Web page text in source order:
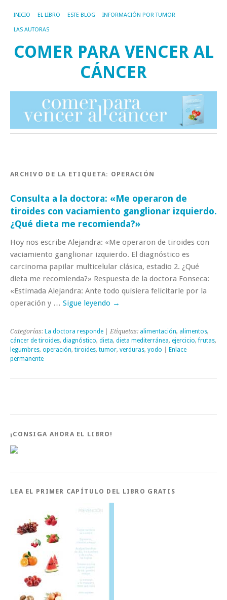
INICIO EL LIBRO ESTE BLOG INFORMACIÓN POR TUMOR
LAS AUTORAS
COMER PARA VENCER AL
CÁNCER
ARCHIVO DE LA ETIQUETA: OPERACIÓN
Consulta a la doctora: «Me operaron de
tiroides con vaciamiento ganglionar izquierdo.
¿Qué dieta me recomienda?»
Hoy nos escribe Alejandra: «Me operaron de tiroides con
vaciamiento ganglionar izquierdo. El diagnóstico es
carcinoma papilar multicelular clásica, estadio 2. ¿Qué
dieta me recomienda?» Respuesta de la doctora Fonseca:
«Estimada Alejandra: Ante todo quisiera felicitarle por la
operación y … Sigue leyendo →
Categorías: La doctora responde | Etiquetas: alimentación, alimentos,
cáncer de tiroides, diagnóstico, dieta, dieta mediterránea, ejercicio,frutas,
legumbres, operación, tiroides, tumor, verduras, yodo
Enlace
permanente
¡CONSIGA AHORA EL LIBRO!
LEA EL PRIMER CAPÍTULO DEL LIBRO GRATIS